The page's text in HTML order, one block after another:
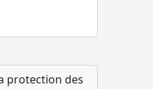
protection des